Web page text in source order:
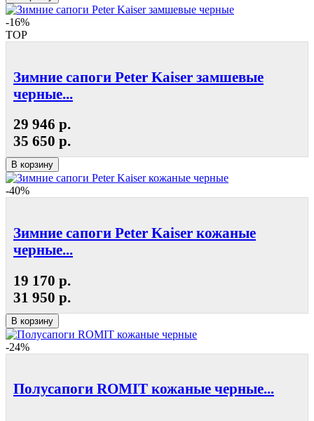
-16%
TOP
Зимние сапоги Peter Kaiser замшевые
черные...
29 946 р.
35 650 р.
В корзину
-40%
Зимние сапоги Peter Kaiser кожаные
черные...
19 170 р.
31 950 р.
В корзину
-24%
Полусапоги ROMIT кожаные черные...